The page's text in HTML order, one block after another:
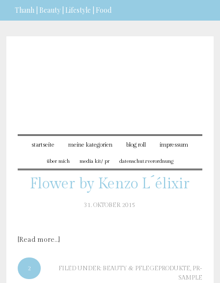
Thanh | Beauty | Lifestyle | Food
startseite meine kategorien blog roll impressum
über mich media kit/ pr datenschutzverordnung
Flower by Kenzo L´élixir
31. OKTOBER 2015
[Read more…]
2 FILED UNDER: BEAUTY & PFLEGEPRODUKTE, PR-
SAMPLE